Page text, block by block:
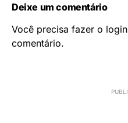
Deixe um comentário
Você precisa fazer o login
comentário.